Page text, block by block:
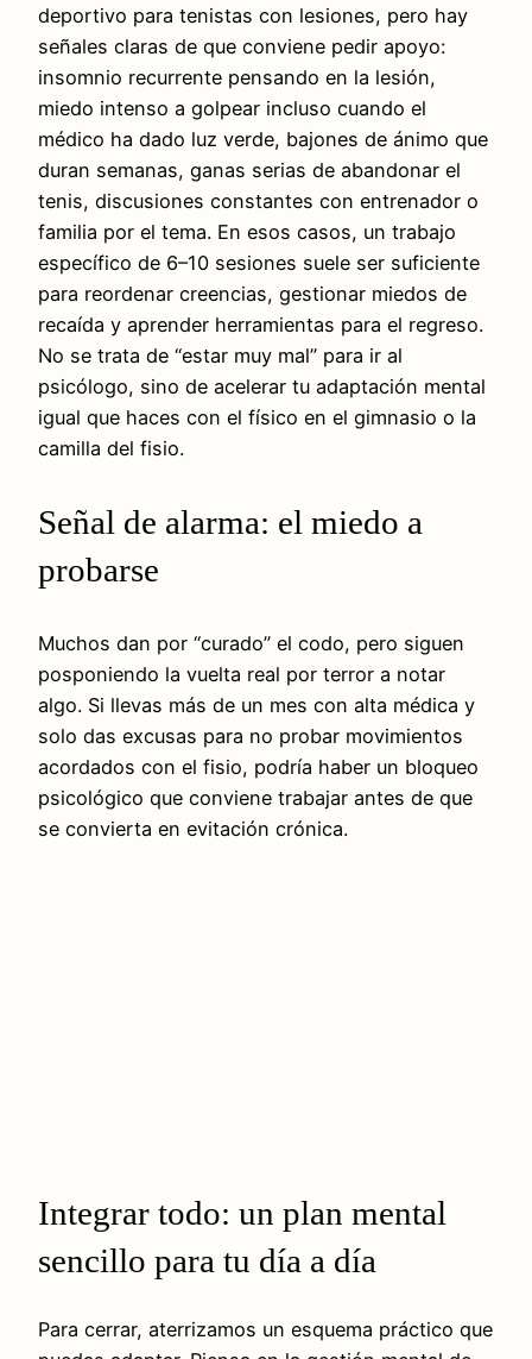
deportivo para tenistas con lesiones, pero hay
señales claras de que conviene pedir apoyo:
insomnio recurrente pensando en la lesión,
miedo intenso a golpear incluso cuando el
médico ha dado luz verde, bajones de ánimo que
duran semanas, ganas serias de abandonar el
tenis, discusiones constantes con entrenador o
familia por el tema. En esos casos, un trabajo
específico de 6–10 sesiones suele ser suficiente
para reordenar creencias, gestionar miedos de
recaída y aprender herramientas para el regreso.
No se trata de “estar muy mal” para ir al
psicólogo, sino de acelerar tu adaptación mental
igual que haces con el físico en el gimnasio o la
camilla del fisio.
Señal de alarma: el miedo a
probarse
Muchos dan por “curado” el codo, pero siguen
posponiendo la vuelta real por terror a notar
algo. Si llevas más de un mes con alta médica y
solo das excusas para no probar movimientos
acordados con el fisio, podría haber un bloqueo
psicológico que conviene trabajar antes de que
se convierta en evitación crónica.
Integrar todo: un plan mental
sencillo para tu día a día
Para cerrar, aterrizamos un esquema práctico que